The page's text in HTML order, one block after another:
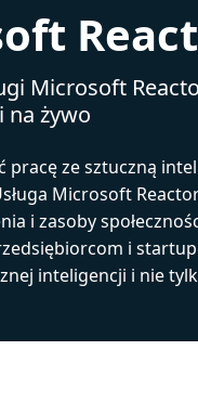
Microsoft
na żywo
pracę ze sztuczną
Microsoft
i zasoby
i
inteligencji i nie